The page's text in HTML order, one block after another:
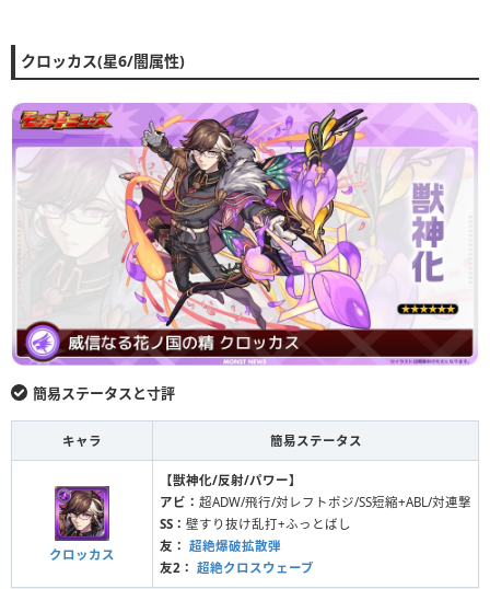
クロッカス(星6/闇属性)
簡易ステータスと寸評
キャラ 簡易ステータス
クロッカス
【獣神化/反射/パワー】
アビ： 超ADW/飛行/対レフトポジ/SS短縮+ABL/対連撃
SS： 壁すり抜け乱打+ふっとばし
友： 超絶爆破拡散弾
友2： 超絶クロスウェーブ